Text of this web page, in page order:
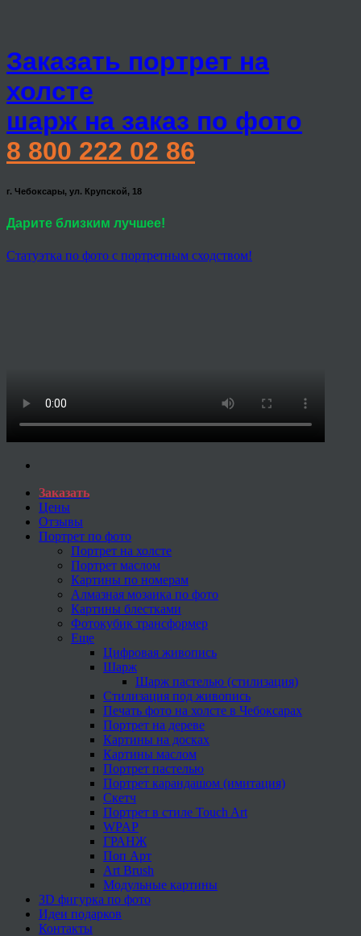
Заказать портрет на
холсте
шарж на заказ по фото
8 800 222 02 86
г. Чебоксары, ул. Крупской, 18
Дарите близким лучшее!
Статуэтка по фото с портретным сходством!
Заказать
Цены
Отзывы
Портрет по фото
Портрет на холсте
Портрет маслом
Картины по номерам
Алмазная мозаика по фото
Картины блестками
Фотокубик трансформер
Еще
Цифровая живопись
Шарж
Шарж пастелью (стилизация)
Стилизация под живопись
Печать фото на холсте в Чебоксарах
Портрет на дереве
Картины на досках
Картины маслом
Портрет пастелью
Портрет карандашом (имитация)
Скетч
Портрет в стиле Touch Art
WPAP
ГРАНЖ
Поп Арт
Art Brush
Модульные картины
3D фигурка по фото
Идеи подарков
Контакты